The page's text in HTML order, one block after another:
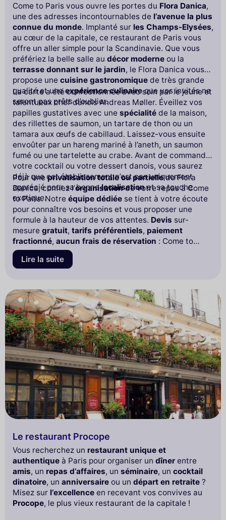
Come to Paris vous ouvre les portes du Flora Danica,
une des adresses incontournables de l’avenue la plus
connue du monde. Implanté sur les Champs-Elysées,
au cœur de la capitale, ce restaurant de Paris vous
offre un aller simple pour la Scandinavie. Que vous
préfériez la belle salle au décor moderne ou la
terrasse donnant sur le jardin, le Flora Danica vous
propose une cuisine gastronomique de très grande
qualité et uneexpérience culinaireque vos invités ne
seront pas prêts d’oublier.
La carte a été confectionnée avec soin par le jeune et
talentueux chef danois Andreas Møller. Éveillez vos
papilles gustatives avec une spécialité de la maison,
des rillettes de saumon, un tartare de thon ou un
tamara aux œufs de cabillaud. Laissez-vous ensuite
envoûter par un hareng mariné à l’aneth, un saumon
fumé ou une tartelette au crabe. Avant de commander
votre cocktail ou votre dessert danois, vous saurez
déjà que cet établissement n’est pas uniquement
apprécié pour sa bonnelocalisationet sa touche
exotique.
Pour uneprivatisation totale ou partielledu Flora
Danica, confiez l’organisationde votre repas à Come
to Paris. Notre équipe dédiée se tient à votre écoute
pour connaître vos besoins et vous proposer une
formule à la hauteur de vos attentes. Devis sur-
mesure gratuit, tarifs préférentiels, paiement
fractionné, aucun frais de réservation : Come to
Paris vous offre un
avantages qui garantiront le
Lire la suite
Le restaurant Procope
Vous recherchez un restaurant unique et
authentique à Paris pour organiser un dîner entre
amis, un repas d’affaires, un séminaire, un cocktail
dinatoire, un anniversaire ou un départ en retraite ?
Misez sur l’excellence en recevant vos convives au
Procope, le plus vieux restaurant de la capitale !